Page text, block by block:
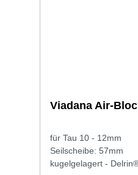
Viadana Air-
für Tau 10 - 12mm
Seilscheibe: 57mm
kugelgelagert -